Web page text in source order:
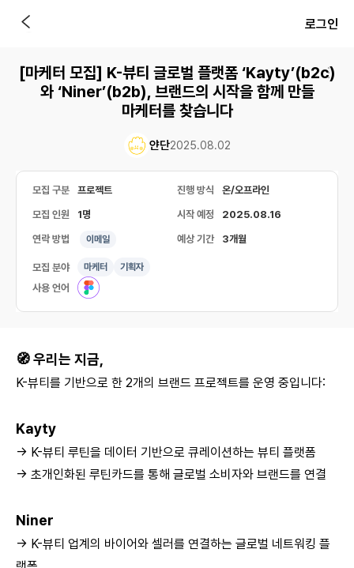
로그인
[마케터 모집] K-뷰티 글로벌 플랫폼 ‘Kayty’(b2c)
와 ‘Niner’(b2b), 브랜드의 시작을 함께 만들
마케터를 찾습니다
얀단2025.08.02
모집 구분 프로젝트 진행 방식 온/오프라인
모집 인원 1명 시작 예정 2025.08.16
연락 방법 이메일 예상 기간 3개월
모집 분야 마케터 기획자
사용 언어
🧭 우리는 지금,
K-뷰티를 기반으로 한 2개의 브랜드 프로젝트를 운영 중입니다:
Kayty
→ K-뷰티 루틴을 데이터 기반으로 큐레이션하는 뷰티 플랫폼
→ 초개인화된 루틴카드를 통해 글로벌 소비자와 브랜드를 연결
Niner
→ K-뷰티 업계의 바이어와 셀러를 연결하는 글로벌 네트워킹 플